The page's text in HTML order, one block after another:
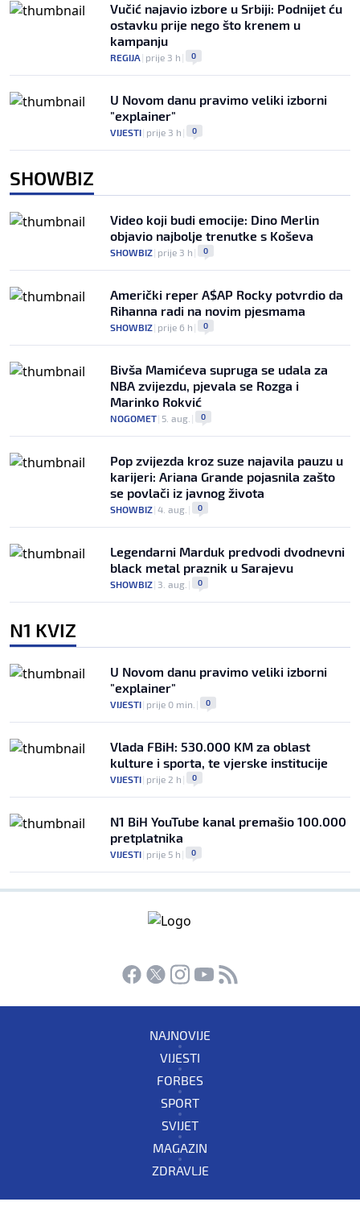
Vučić najavio izbore u Srbiji: Podnijet ću
ostavku prije nego što krenem u
kampanju
REGIJA| prije 3 h | 0
U Novom danu pravimo veliki izborni
"explainer"
VIJESTI| prije 3 h | 0
SHOWBIZ
Video koji budi emocije: Dino Merlin
objavio najbolje trenutke s Koševa
SHOWBIZ| prije 3 h | 0
Američki reper A$AP Rocky potvrdio da
Rihanna radi na novim pjesmama
SHOWBIZ| prije 6 h | 0
Bivša Mamićeva supruga se udala za
NBA zvijezdu, pjevala se Rozga i
Marinko Rokvić
NOGOMET| 5. aug. | 0
Pop zvijezda kroz suze najavila pauzu u
karijeri: Ariana Grande pojasnila zašto
se povlači iz javnog života
SHOWBIZ| 4. aug. | 0
Legendarni Marduk predvodi dvodnevni
black metal praznik u Sarajevu
SHOWBIZ| 3. aug. | 0
N1 KVIZ
U Novom danu pravimo veliki izborni
"explainer"
VIJESTI| prije 0 min. | 0
Vlada FBiH: 530.000 KM za oblast
kulture i sporta, te vjerske institucije
VIJESTI| prije 2 h | 0
N1 BiH YouTube kanal premašio 100.000
pretplatnika
VIJESTI| prije 5 h | 0
NAJNOVIJE
VIJESTI
FORBES
SPORT
SVIJET
MAGAZIN
ZDRAVLJE